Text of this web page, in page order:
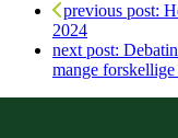
previous post:
2024
next post:
mange